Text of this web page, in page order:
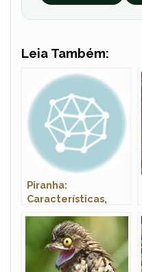
Leia Também:
Piranha:
Características,
a Verdade Sobre o
Perigo